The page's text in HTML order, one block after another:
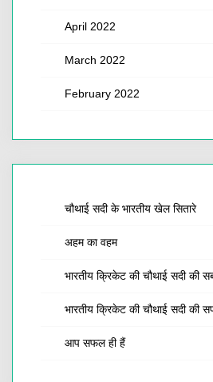
April 2022
March 2022
February 2022
चौथाई सदी के भारतीय खेल सितारे
अहम का वहम
भारतीय क्रिकेट की चौथाई सदी की
भारतीय क्रिकेट की चौथाई सदी की
आप सफल ही हैं